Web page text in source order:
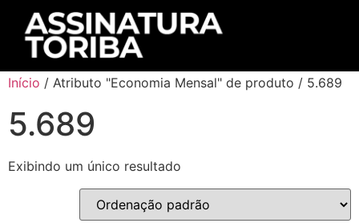
Início / Atributo "Economia Mensal" de produto / 5.689
5.689
Exibindo um único resultado